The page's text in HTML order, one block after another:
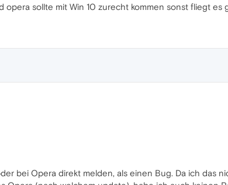
sollte mit Win 10 zurecht kommen sonst fliegt es
bei Opera direkt melden, als einen Bug. Da ich das